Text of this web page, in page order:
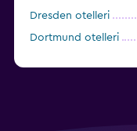
Dresden otelleri
Dortmund otelleri